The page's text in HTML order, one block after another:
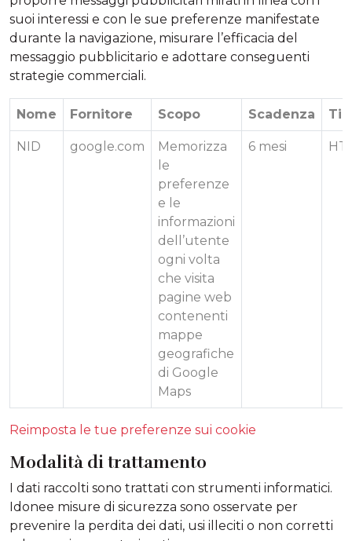
suoi interessi e con le sue preferenze manifestate
durante la navigazione, misurare l’efficacia del
messaggio pubblicitario e adottare conseguenti
strategie commerciali.
Nome Fornitore Scopo Scadenza
NID google.com
Memorizza
le
preferenze
e le
informazioni
dell’utente
ogni volta
che visita
pagine web
contenenti
mappe
geografiche
di Google
Maps
6 mesi
Reimposta le tue preferenze sui cookie
Modalità di trattamento
I dati raccolti sono trattati con strumenti informatici.
Idonee misure di sicurezza sono osservate per
prevenire la perdita dei dati, usi illeciti o non corretti